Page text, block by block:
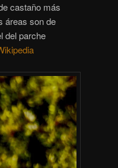
castaño más
áreas son de
del parche